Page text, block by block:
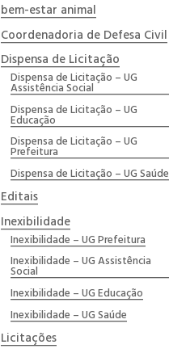
bem-estar animal
Coordenadoria de Defesa Civil
Dispensa de Licitação
Dispensa de Licitação – UG
Assistência Social
Dispensa de Licitação – UG
Educação
Dispensa de Licitação – UG
Prefeitura
Dispensa de Licitação – UG Saúde
Editais
Inexibilidade
Inexibilidade – UG Prefeitura
Inexibilidade – UG Assistência
Social
Inexibilidade – UG Educação
Inexibilidade – UG Saúde
Licitações